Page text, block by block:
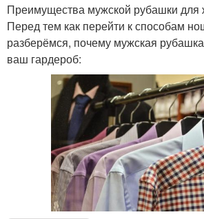
Преимущества мужской рубашки
Перед тем как перейти к способам
разберёмся, почему мужская
ваш гардероб: